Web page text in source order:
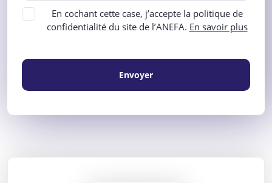
En cochant cette case, j’accepte la politique de
confidentialité du site de l’ANEFA. En savoir plus
Envoyer